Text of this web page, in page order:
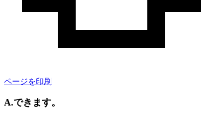
ページを印刷
A.できます。